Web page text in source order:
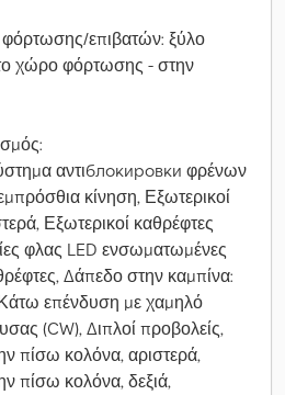
επιβατών: ξύλο
χώρο φόρτωσης - στην
αντιблокировки φρένων
κίνηση, Εξωτερικοί
Εξωτερικοί καθρέφτες
φλας LED ενσωματωμένες
Δάπεδο στην καμπίνα:
επένδυση με χαμηλό
(CW), Διπλοί προβολείς,
πίσω κολόνα, αριστερά,
πίσω κολόνα, δεξιά,